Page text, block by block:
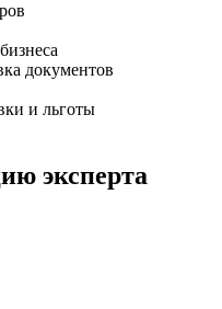
документов
и льготы
эксперта